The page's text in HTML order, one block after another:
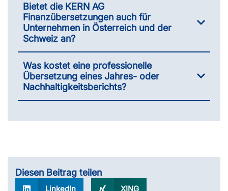
Bietet die KERN AG
Finanzübersetzungen auch für
Unternehmen in Österreich und der
Schweiz an?
Was kostet eine professionelle
Übersetzung eines Jahres- oder
Nachhaltigkeitsberichts?
Diesen Beitrag teilen
LinkedIn XING